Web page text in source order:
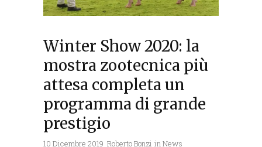
Winter Show 2020: la
mostra zootecnica più
attesa completa un
programma di grande
prestigio
10 Dicembre 2019 Roberto Bonzi inNews